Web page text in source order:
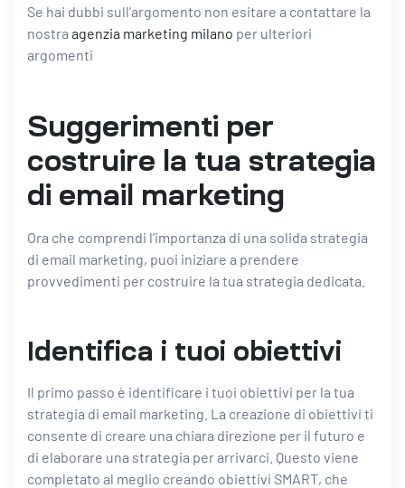
Se hai dubbi sull’argomento non esitare a contattare la
nostra agenzia marketing milano per ulteriori
argomenti
Suggerimenti per
costruire la tua strategia
di email marketing
Ora che comprendi l’importanza di una solida strategia
di email marketing, puoi iniziare a prendere
provvedimenti per costruire la tua strategia dedicata.
Identifica i tuoi obiettivi
Il primo passo è identificare i tuoi obiettivi per la tua
strategia di email marketing. La creazione di obiettivi ti
consente di creare una chiara direzione per il futuro e
di elaborare una strategia per arrivarci. Questo viene
completato al meglio creando obiettivi SMART, che